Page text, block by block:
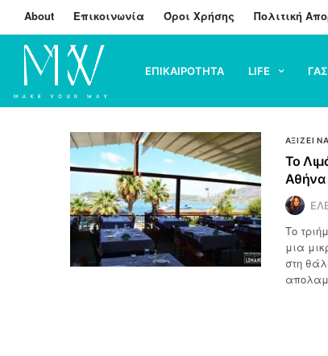
About Επικοινωνία Όροι Χρήσης Πολιτική
ΕΠΙΚΑΙΡΟΤΗΤΑ LIFE
ΑΞΙΖΕΙ
Το
Αθήνα
Το
μια
στη